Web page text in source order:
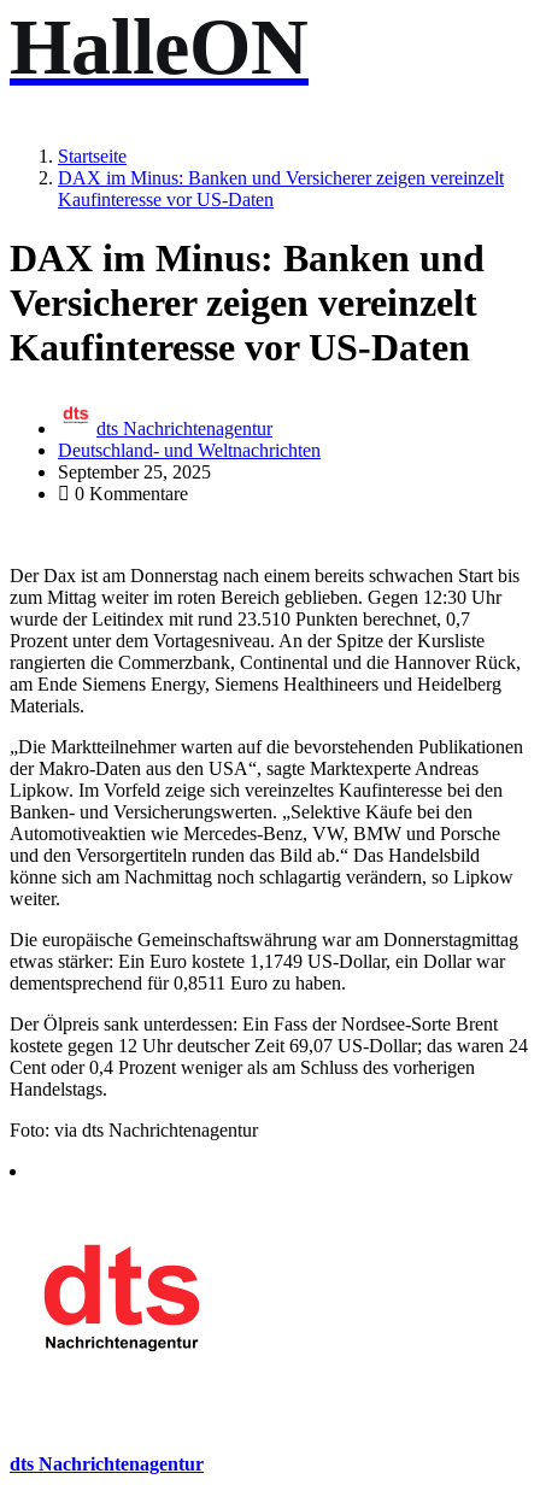
HalleON
Startseite
DAX im Minus: Banken und Versicherer zeigen vereinzelt
Kaufinteresse vor US-Daten
DAX im Minus: Banken und
Versicherer zeigen vereinzelt
Kaufinteresse vor US-Daten
dts Nachrichtenagentur
Deutschland- und Weltnachrichten
September 25, 2025
0 Kommentare
Der Dax ist am Donnerstag nach einem bereits schwachen Start bis
zum Mittag weiter im roten Bereich geblieben. Gegen 12:30 Uhr
wurde der Leitindex mit rund 23.510 Punkten berechnet, 0,7
Prozent unter dem Vortagesniveau. An der Spitze der Kursliste
rangierten die Commerzbank, Continental und die Hannover Rück,
am Ende Siemens Energy, Siemens Healthineers und Heidelberg
Materials.
„Die Marktteilnehmer warten auf die bevorstehenden Publikationen
der Makro-Daten aus den USA“, sagte Marktexperte Andreas
Lipkow. Im Vorfeld zeige sich vereinzeltes Kaufinteresse bei den
Banken- und Versicherungswerten. „Selektive Käufe bei den
Automotiveaktien wie Mercedes-Benz, VW, BMW und Porsche
und den Versorgertiteln runden das Bild ab.“ Das Handelsbild
könne sich am Nachmittag noch schlagartig verändern, so Lipkow
weiter.
Die europäische Gemeinschaftswährung war am Donnerstagmittag
etwas stärker: Ein Euro kostete 1,1749 US-Dollar, ein Dollar war
dementsprechend für 0,8511 Euro zu haben.
Der Ölpreis sank unterdessen: Ein Fass der Nordsee-Sorte Brent
kostete gegen 12 Uhr deutscher Zeit 69,07 US-Dollar; das waren 24
Cent oder 0,4 Prozent weniger als am Schluss des vorherigen
Handelstags.
Foto: via dts Nachrichtenagentur
dts Nachrichtenagentur